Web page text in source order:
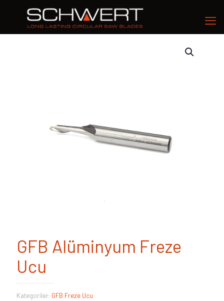
GFB Alüminyum Freze
Ucu
Kategoriler: GFB Freze Ucu